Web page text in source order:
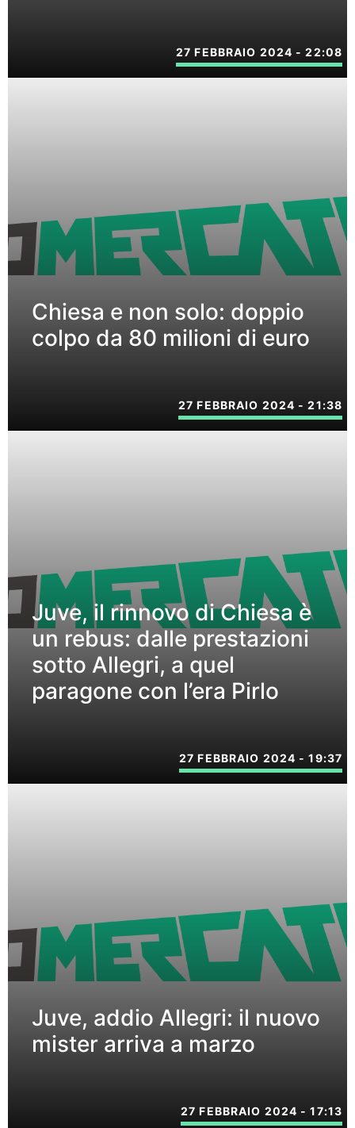
27 FEBBRAIO 2024 - 22:08
Chiesa e non solo: doppio
colpo da 80 milioni di euro
27 FEBBRAIO 2024 - 21:38
Juve, il rinnovo di Chiesa è
un rebus: dalle prestazioni
sotto Allegri, a quel
paragone con l’era Pirlo
27 FEBBRAIO 2024 - 19:37
Juve, addio Allegri: il nuovo
mister arriva a marzo
27 FEBBRAIO 2024 - 17:13